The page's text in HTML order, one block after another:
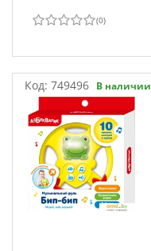
(0)
Код: 749496 В наличии